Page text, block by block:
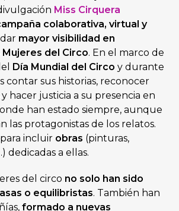
Miss Cirquera
colaborativa, virtual y
mayor visibilidad en
del Circo. En el marco de
Día Mundial del Circo y durante
contar sus historias, reconocer
hacer justicia a su presencia en
han estado siempre, aunque
las protagonistas de los relatos.
incluir obras (pinturas,
dedicadas a ellas.
del circo no solo han sido
o equilibristas. También han
formado a nuevas